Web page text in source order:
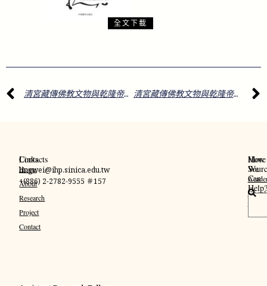
全文下載
清宮藏傳佛教文物與乾隆帝的宗教心態 清宮藏傳佛教文物與乾隆帝的宗教心態
Links
Home
About
Research
Project
Contact
Contacts
lingwei@ihp.sinica.edu.tw
+(886) 2-2782-9555 ＃157
More
How
We
Can
Help?
搜
尋